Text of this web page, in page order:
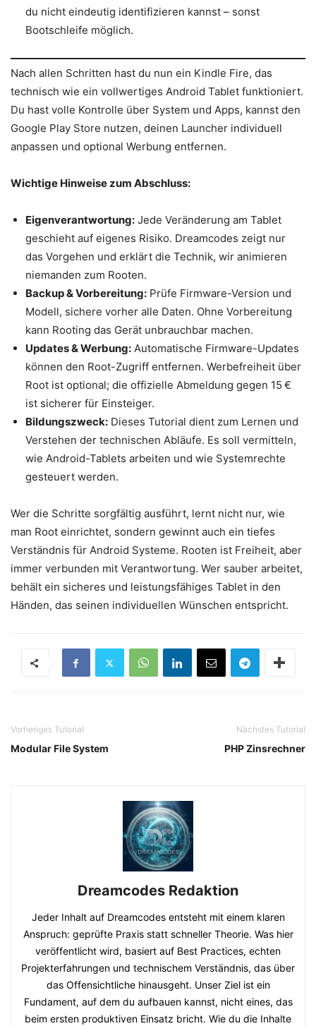
du nicht eindeutig identifizieren kannst – sonst
Bootschleife möglich.
Nach allen Schritten hast du nun ein Kindle Fire, das
technisch wie ein vollwertiges Android Tablet funktioniert.
Du hast volle Kontrolle über System und Apps, kannst den
Google Play Store nutzen, deinen Launcher individuell
anpassen und optional Werbung entfernen.
Wichtige Hinweise zum Abschluss:
Eigenverantwortung: Jede Veränderung am Tablet
geschieht auf eigenes Risiko. Dreamcodes zeigt nur
das Vorgehen und erklärt die Technik, wir animieren
niemanden zum Rooten.
Backup & Vorbereitung: Prüfe Firmware-Version und
Modell, sichere vorher alle Daten. Ohne Vorbereitung
kann Rooting das Gerät unbrauchbar machen.
Updates & Werbung: Automatische Firmware-Updates
können den Root-Zugriff entfernen. Werbefreiheit über
Root ist optional; die offizielle Abmeldung gegen 15 €
ist sicherer für Einsteiger.
Bildungszweck: Dieses Tutorial dient zum Lernen und
Verstehen der technischen Abläufe. Es soll vermitteln,
wie Android-Tablets arbeiten und wie Systemrechte
gesteuert werden.
Wer die Schritte sorgfältig ausführt, lernt nicht nur, wie
man Root einrichtet, sondern gewinnt auch ein tiefes
Verständnis für Android Systeme. Rooten ist Freiheit, aber
immer verbunden mit Verantwortung. Wer sauber arbeitet,
behält ein sicheres und leistungsfähiges Tablet in den
Händen, das seinen individuellen Wünschen entspricht.
Vorheriges Tutorial
Modular File System
Nächstes Tutorial
PHP Zinsrechner
Dreamcodes Redaktion
Jeder Inhalt auf Dreamcodes entsteht mit einem klaren
Anspruch: geprüfte Praxis statt schneller Theorie. Was hier
veröffentlicht wird, basiert auf Best Practices, echten
Projekterfahrungen und technischem Verständnis, das über
das Offensichtliche hinausgeht. Unser Ziel ist ein
Fundament, auf dem du aufbauen kannst, nicht eines, das
beim ersten produktiven Einsatz bricht. Wie du die Inhalte